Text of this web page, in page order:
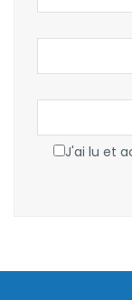
J'ai lu et